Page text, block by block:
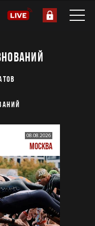
08.08.2026
МОСКВА